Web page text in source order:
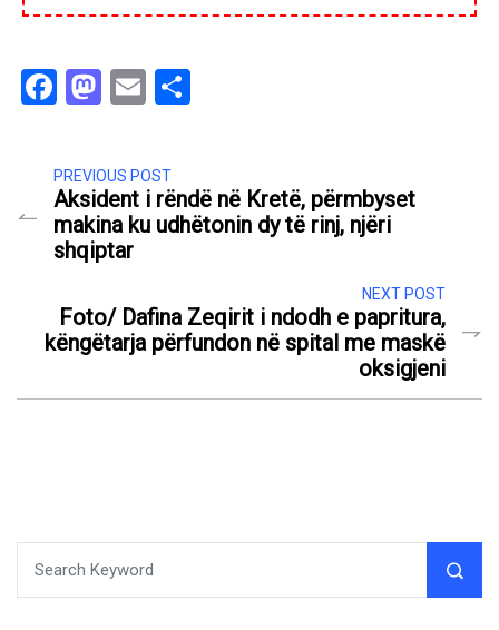
Facebook
Mastodon
Email
PREVIOUS POST
Aksident i rëndë në Kretë, përmbyset
makina ku udhëtonin dy të rinj, njëri
shqiptar
NEXT POST
Foto/ Dafina Zeqirit i ndodh e papritura,
këngëtarja përfundon në spital me maskë
oksigjeni